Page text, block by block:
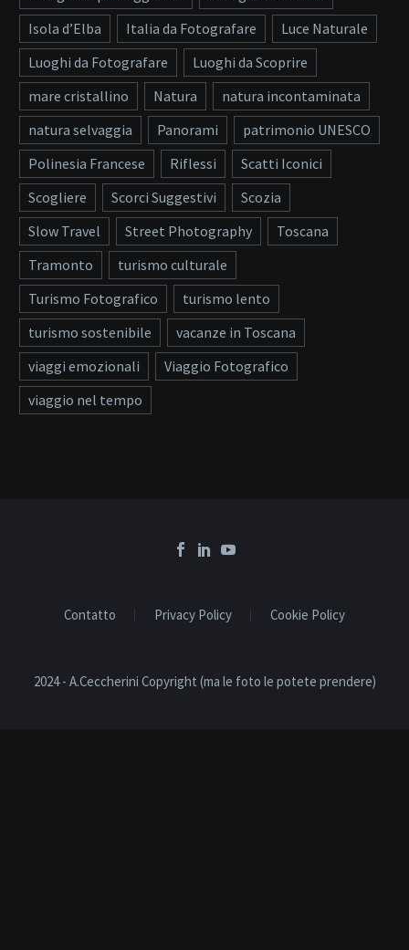
Isola d’Elba
Italia da Fotografare
Luce Naturale
Luoghi da Fotografare
Luoghi da Scoprire
mare cristallino
Natura
natura incontaminata
natura selvaggia
Panorami
patrimonio UNESCO
Polinesia Francese
Riflessi
Scatti Iconici
Scogliere
Scorci Suggestivi
Scozia
Slow Travel
Street Photography
Toscana
Tramonto
turismo culturale
Turismo Fotografico
turismo lento
turismo sostenibile
vacanze in Toscana
viaggi emozionali
Viaggio Fotografico
viaggio nel tempo
Contatto Privacy Policy Cookie Policy
2024 - A.Ceccherini Copyright (ma le foto le potete prendere)